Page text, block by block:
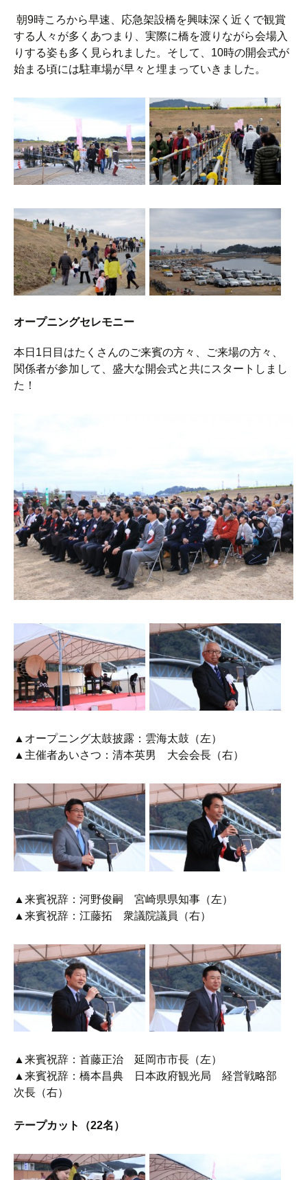
朝9時ころから早速、応急架設橋を興味深く近くで観賞
する人々が多くあつまり、実際に橋を渡りながら会場入
りする姿も多く見られました。そして、10時の開会式が
始まる頃には駐車場が早々と埋まっていきました。
オープニングセレモニー
本日1日目はたくさんのご来賓の方々、ご来場の方々、
関係者が参加して、盛大な開会式と共にスタートしまし
た！
▲オープニング太鼓披露：雲海太鼓（左）
▲主催者あいさつ：清本英男 大会会長（右）
▲来賓祝辞：河野俊嗣 宮崎県県知事（左）
▲来賓祝辞：江藤拓 衆議院議員（右）
▲来賓祝辞：首藤正治 延岡市市長（左）
▲来賓祝辞：橋本昌典 日本政府観光局 経営戦略部
次長（右）
テープカット（22名）